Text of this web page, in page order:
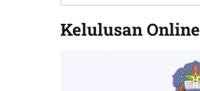
Kelulusan Online